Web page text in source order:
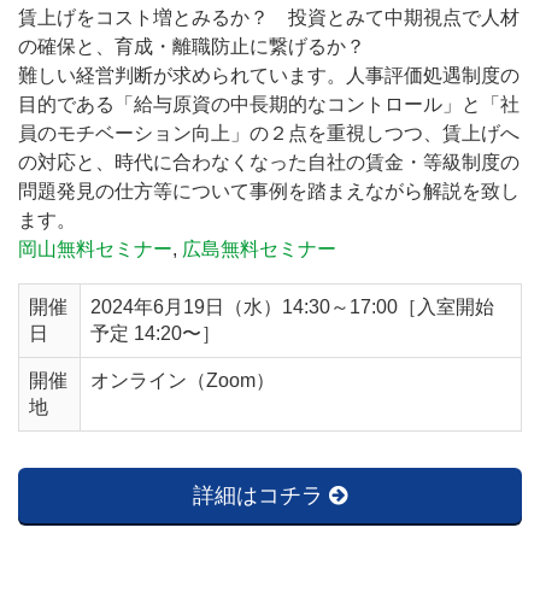
賃上げをコスト増とみるか？ 投資とみて中期視点で人材
の確保と、育成・離職防止に繋げるか？
難しい経営判断が求められています。人事評価処遇制度の
目的である「給与原資の中長期的なコントロール」と「社
員のモチベーション向上」の２点を重視しつつ、賃上げへ
の対応と、時代に合わなくなった自社の賃金・等級制度の
問題発見の仕方等について事例を踏まえながら解説を致し
ます。
岡山無料セミナー, 広島無料セミナー
開催
日
2024年6月19日（水）14:30～17:00［入室開始
予定 14:20〜］
開催
地
オンライン（Zoom）
詳細はコチラ